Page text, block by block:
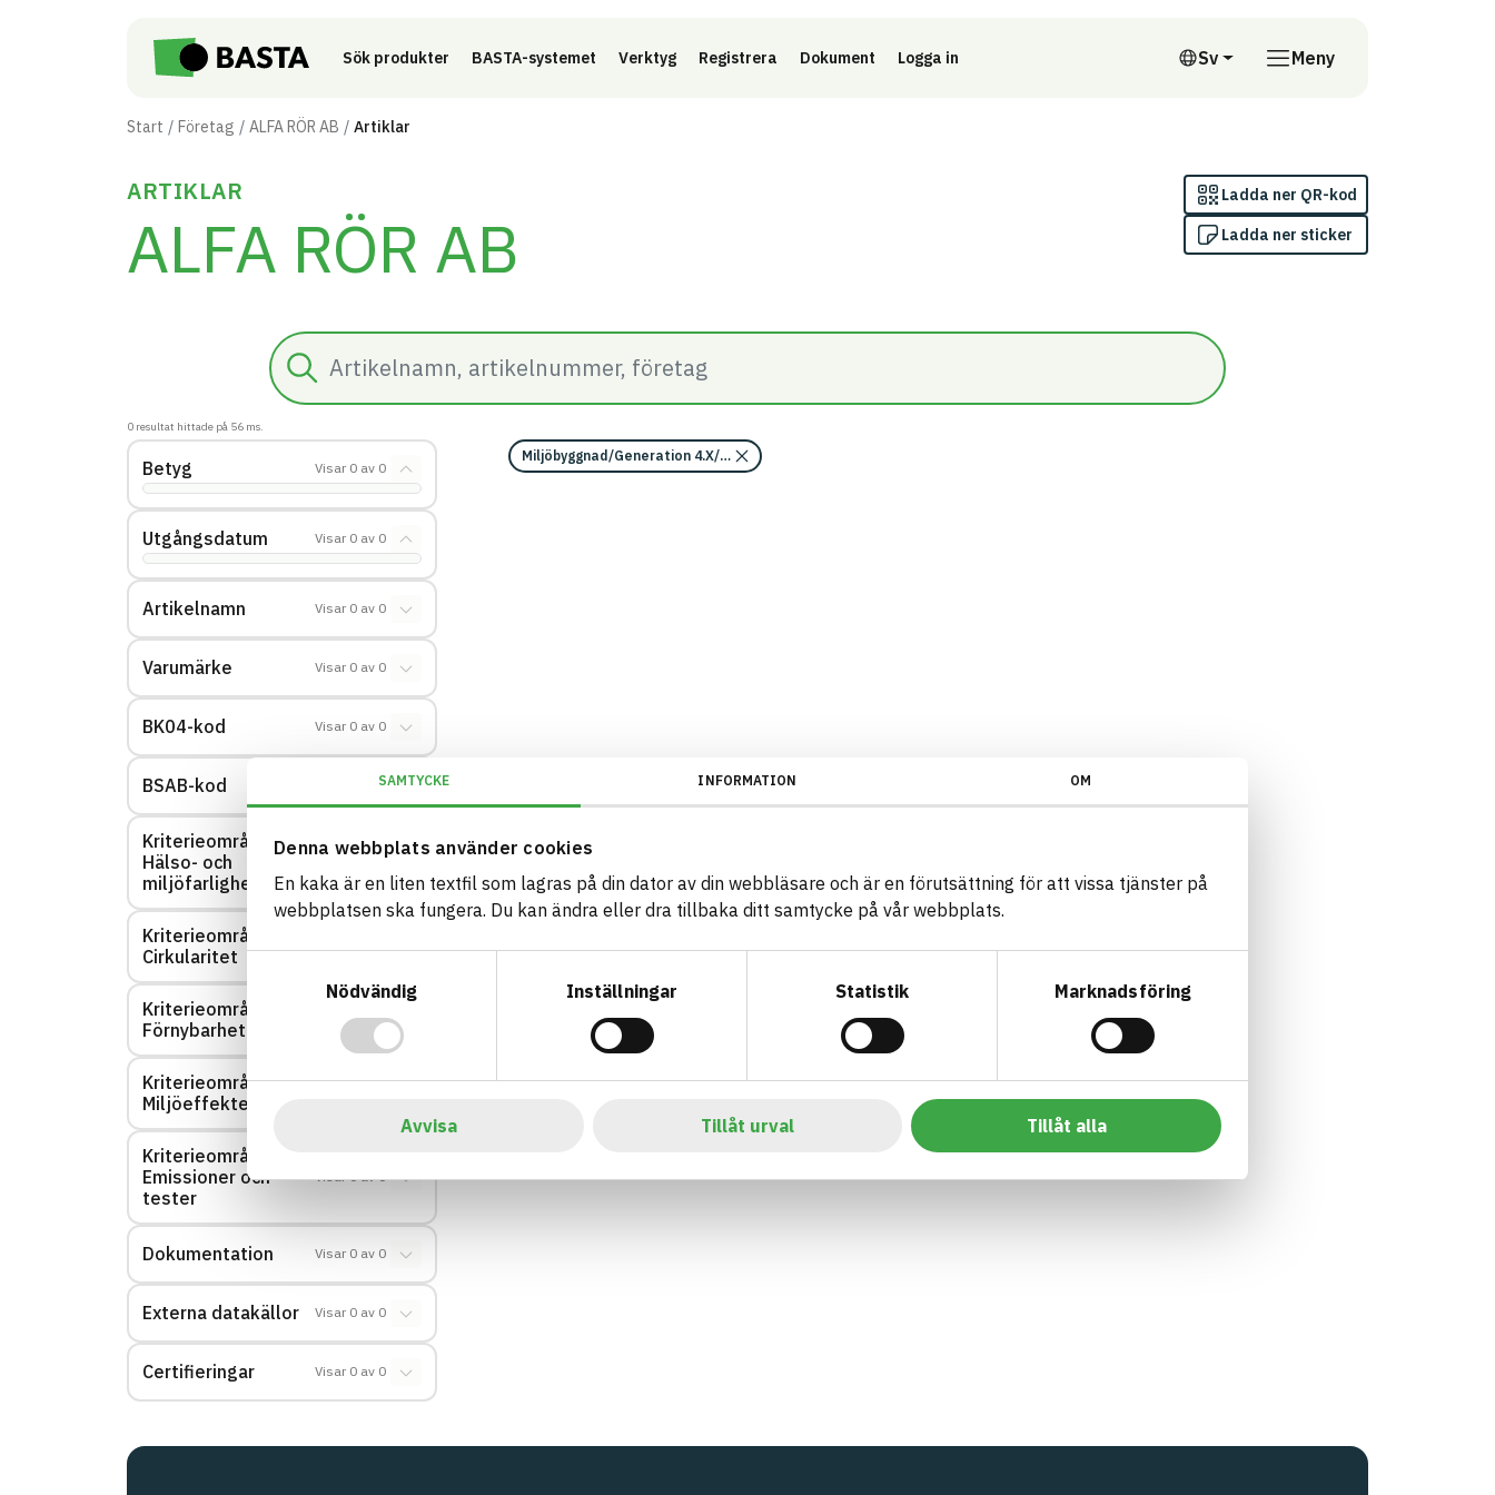
SAMTYCKE INFORMATION OM
Denna webbplats använder cookies
En kaka är en liten textfil som lagras på din dator av din webbläsare och är en förutsättning för att vissa tjänster på
webbplatsen ska fungera. Du kan ändra eller dra tillbaka ditt samtycke på vår webbplats.
Nödvändig
Inställningar Statistik Marknadsföring
Avvisa Tillåt urval Tillåt alla
Sök produkter BASTA-systemet Verktyg Registrera Dokument Logga in Sv
Svenska
Meny
Start Företag ALFA RÖR AB Artiklar
ARTIKLAR
ALFA RÖR AB
Ladda ner QR-kod
Ladda ner sticker
Sök
0 resultat hittade på 56 ms.
Betyg Visar 0 av 0
Utgångsdatum Visar 0 av 0
Artikelnamn Visar 0 av 0
Varumärke Visar 0 av 0
BK04-kod Visar 0 av 0
BSAB-kod 0
Kriterieområde:
Hälso- och
miljöfarlighet
0
Kriterieområde:
Cirkularitet
Kriterieområde:
Förnybarhet
0 av 0
Kriterieområde:
Miljöeffekter – EPD
Kriterieområde:
Emissioner och
tester
Visar 0 av 0
Dokumentation Visar 0 av 0
Externa datakällor Visar 0 av 0
Certifieringar Visar 0 av 0
Miljöbyggnad/Generation 4.X/Indikator 15 - Loggbok med byggvaror/Omfattas av indikatorn